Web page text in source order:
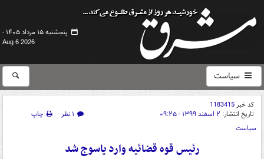
پنجشنبه ۱۵ مرداد ۱۴۰۵ -
Aug 6 2026
سیاست
کد خبر1183415
تاریخ انتشار: ۲ اسفند ۱۳۹۹ - ۰۹:۲۵ ۱ نظر
چاپ
سیاست
رئیس قوه قضائیه وارد یاسوج شد